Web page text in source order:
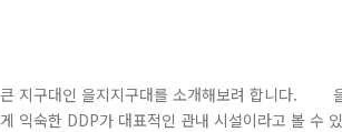
큰 지구대인 을지지구대를 소개해보려 합니다.
게 익숙한 DDP가 대표적인 관내 시설이라고 볼